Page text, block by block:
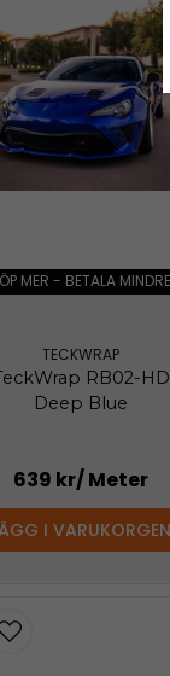
MER - BETALA MINDRE
TECKWRAP
RB02-HD
Deep Blue
639 kr/ Meter
I VARUKORGEN